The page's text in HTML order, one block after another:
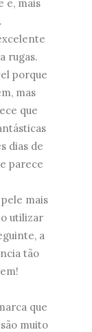
e, mais
rugas.
porque
mas
que
dias de
parece
mais
utilizar
a
tão
que
muito